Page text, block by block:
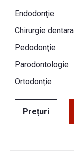
Endodonţie
Chirurgie dentara
Pedodonţie
Parodontologie
Ortodonţie
Prețuri